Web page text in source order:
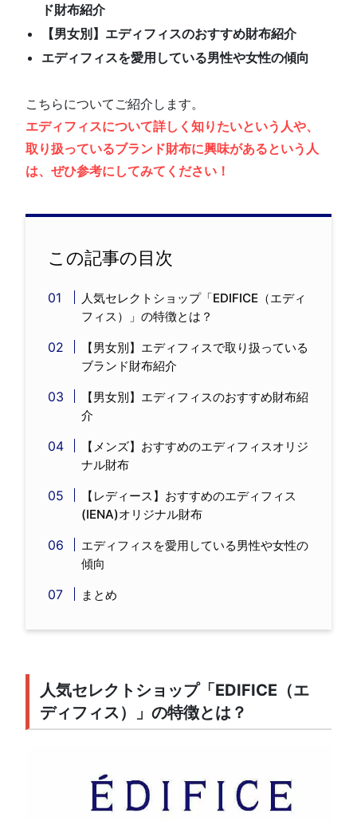
ド財布紹介
【男女別】エディフィスのおすすめ財布紹介
エディフィスを愛用している男性や女性の傾向
こちらについてご紹介します。
エディフィスについて詳しく知りたいという人や、
取り扱っているブランド財布に興味があるという人
は、ぜひ参考にしてみてください！
この記事の目次
人気セレクトショップ「EDIFICE（エディ
フィス）」の特徴とは？
【男女別】エディフィスで取り扱っている
ブランド財布紹介
【男女別】エディフィスのおすすめ財布紹
介
【メンズ】おすすめのエディフィスオリジ
ナル財布
【レディース】おすすめのエディフィス
(IENA)オリジナル財布
エディフィスを愛用している男性や女性の
傾向
まとめ
人気セレクトショップ「EDIFICE（エ
ディフィス）」の特徴とは？